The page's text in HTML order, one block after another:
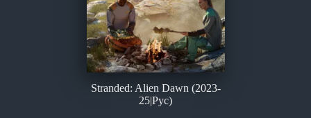
Stranded: Alien Dawn (2023-
25|Рус)